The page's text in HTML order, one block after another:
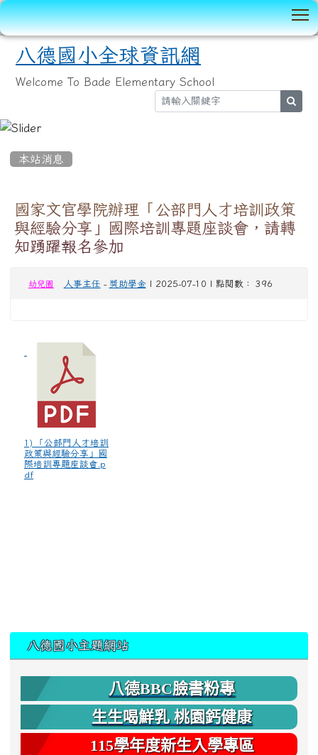
八德國小全球資訊網
Welcome To Bade Elementary School
本站消息
國家文官學院辦理「公部門人才培訓政策
與經驗分享」國際培訓專題座談會，請轉
知踴躍報名參加
幼兒園 人事主任 - 獎助學金| 2025-07-10 | 點閱數： 396
1) 「公部門人才培訓
政策與經驗分享」國
際培訓專題座談會.p
df
八德國小主題網站
八德BBC臉書粉專
生生喝鮮乳 桃園鈣健康
115學年度新生入學專區